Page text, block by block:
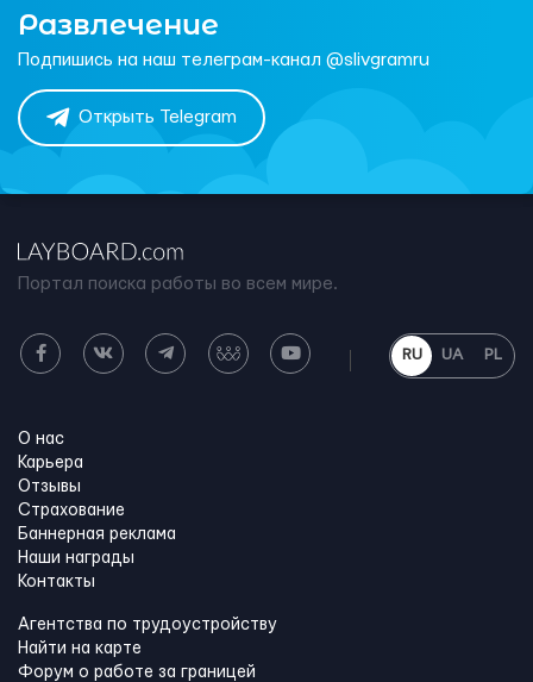
Развлечение
Подпишись на наш телеграм-канал @slivgramru
Открыть Telegram
Портал поиска работы во всем мире.
RU UA PL
О нас
Карьера
Отзывы
Страхование
Баннерная реклама
Наши награды
Контакты
Агентства по трудоустройству
Найти на карте
Форум о работе за границей